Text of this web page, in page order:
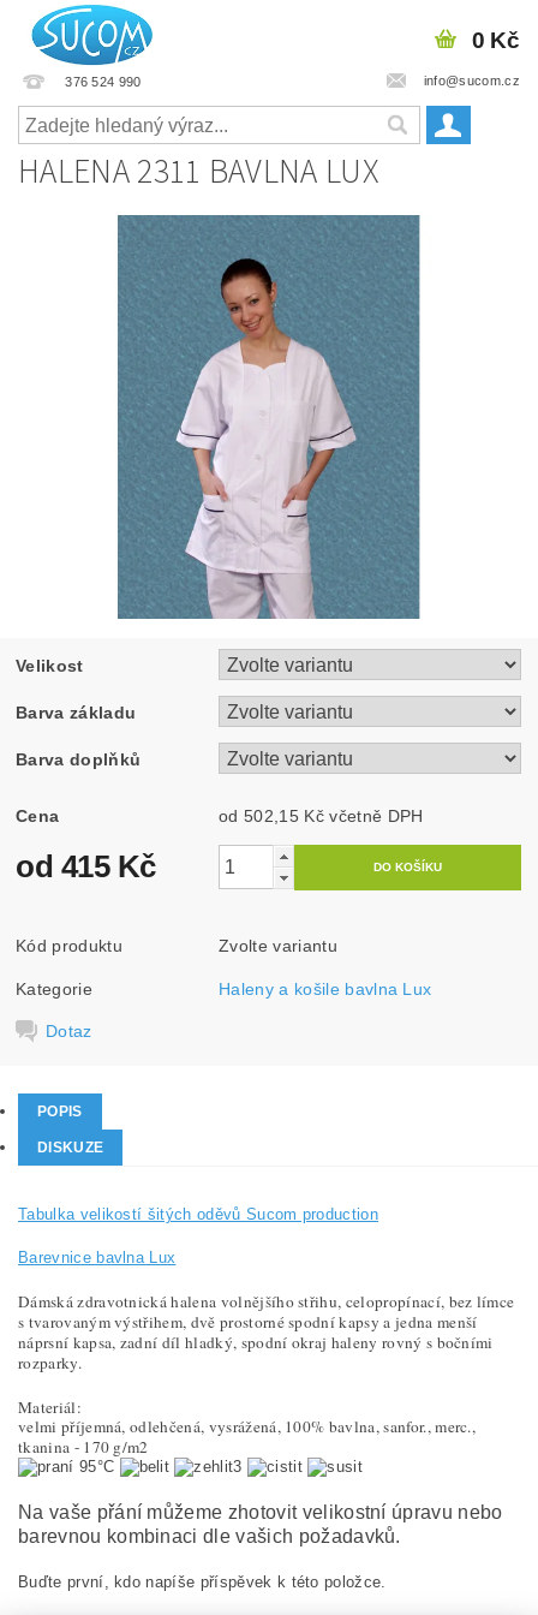
376 524 990 info@sucom.cz
0 Kč
HALENA 2311 BAVLNA LUX
Velikost
Barva základu
Barva doplňků
Cena od 502,15 Kčvčetně DPH
od 415 Kč
Kód produktu Zvolte variantu
Kategorie Haleny a košile bavlna Lux
Dotaz
POPIS
DISKUZE
Tabulka velikostí šitých oděvů Sucom production
Barevnice bavlna Lux
Dámská zdravotnická halena volnějšího střihu, celopropínací, bez límce
s tvarovaným výstřihem, dvě prostorné spodní kapsy a jedna menší
náprsní kapsa, zadní díl hladký, spodní okraj haleny rovný s bočními
rozparky.
Materiál:
velmi příjemná, odlehčená, vysrážená, 100% bavlna, sanfor., merc.,
tkanina - 170 g/m2
95°C
Na vaše přání můžeme zhotovit velikostní úpravu nebo
barevnou kombinaci dle vašich požadavků.
Buďte první, kdo napíše příspěvek k této položce.